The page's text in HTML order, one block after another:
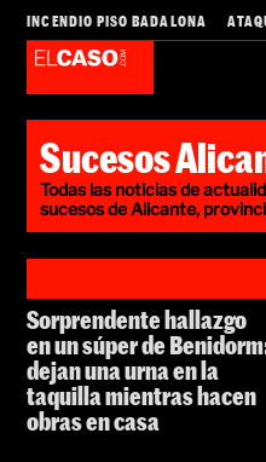
INCENDIO PISO BADALONA
Sucesos
Todas las noticias de
sucesos de Alicante,
Sorprendente hallazgo
en un súper de
dejan una urna en la
taquilla mientras hacen
obras en casa